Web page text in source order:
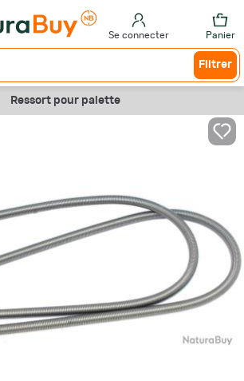
Se connecter Panier
Filtrer
Ressort pour palette